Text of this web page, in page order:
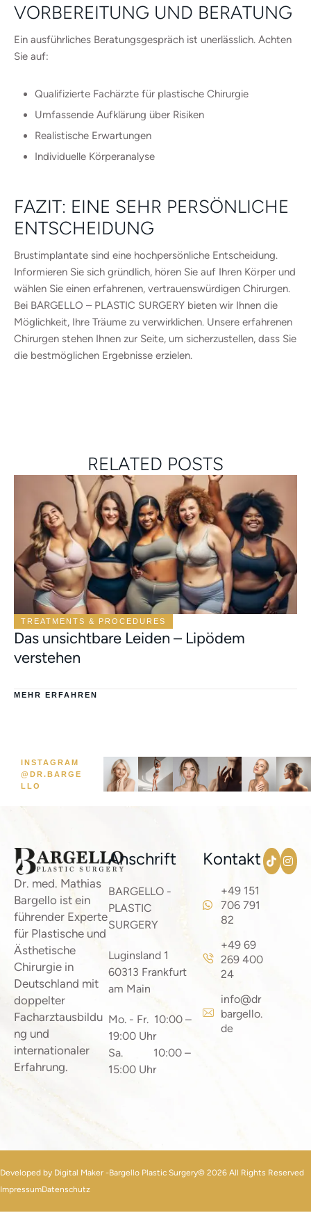
VORBEREITUNG UND BERATUNG
Ein ausführliches Beratungsgespräch ist unerlässlich. Achten
Sie auf:
Qualifizierte Fachärzte für plastische Chirurgie
Umfassende Aufklärung über Risiken
Realistische Erwartungen
Individuelle Körperanalyse
FAZIT: EINE SEHR PERSÖNLICHE
ENTSCHEIDUNG
Brustimplantate sind eine hochpersönliche Entscheidung.
Informieren Sie sich gründlich, hören Sie auf Ihren Körper und
wählen Sie einen erfahrenen, vertrauenswürdigen Chirurgen.
Bei BARGELLO – PLASTIC SURGERY bieten wir Ihnen die
Möglichkeit, Ihre Träume zu verwirklichen. Unsere erfahrenen
Chirurgen stehen Ihnen zur Seite, um sicherzustellen, dass Sie
die bestmöglichen Ergebnisse erzielen.
RELATED POSTS
TREATMENTS & PROCEDURES
Das unsichtbare Leiden – Lipödem
verstehen
MEHR ERFAHREN
INSTAGRAM
@DR.BARGE
LLO
Dr. med. Mathias
Bargello ist ein
führender Experte
für Plastische und
Ästhetische
Chirurgie in
Deutschland mit
doppelter
Facharztausbildu
ng und
internationaler
Erfahrung.
Anschrift
BARGELLO -
PLASTIC
SURGERY
Luginsland 1
60313 Frankfurt
am Main
Mo. - Fr. 10:00 –
19:00 Uhr
Sa. 10:00 –
15:00 Uhr
Kontakt
+49 151
706 791
82
+49 69
269 400
24
info@dr
bargello.
de
Developed by Digital Maker -Bargello Plastic Surgery© 2026 All Rights Reserved
ImpressumDatenschutz